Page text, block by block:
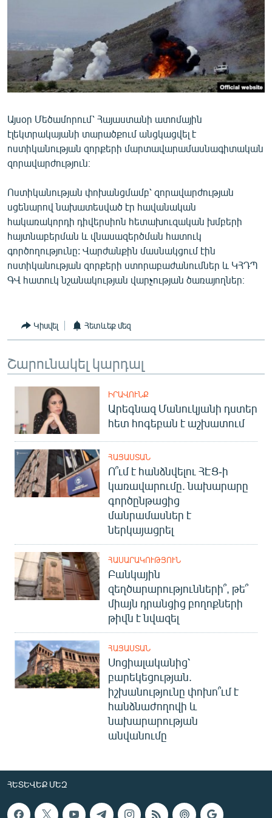
ՍՊՈՐՏ
ՄԵԿՆԱԲԱՆՈՒԹՅՈՒՆ
ԿՈՐՈՆԱՎԻՐՈՒՍ
ԱՐԽԻՎ
ՏԵՍԱՆՅՈՒԹԵՐ
ՁԳՏԵԼՈՎ ԼԱՎԱԳՈՒՅՆԻՆ
ՓՈԴՔԱՍԹ
Հայերեն
English
ՀԵՏԵՎԵՔ ՄԵԶ
«Ազատության» բոլոր կայքերը
Այսօր Մեծամորում՝ Հայաստանի ատոմային
էլեկտրակայանի տարածքում անցկացվել է
ոստիկանության զորքերի մարտավարամասնագիտական
զորավարժություն։
Ոստիկանության փոխանցմամբ՝ զորավարժության
սցենարով նախատեսված էր հավանական
հակառակորդի դիվերսիոն հետախուզական խմբերի
հայտնաբերման և վնասազերծման հատուկ
գործողությունը: Վարժանքին մասնակցում էին
ոստիկանության զորքերի ստորաբաժանումներ և ԿՀԴՊ
ԳՎ հատուկ նշանակության վարչության ծառայողներ։
Կիսվել Հետևեք մեզ
Շարունակել կարդալ
ԻՐԱՎՈՒՆՔ
Արեգնազ Մանուկյանի դստեր
հետ հոգեբան է աշխատում
ՀԱՅԱՍՏԱՆ
Ո՞ւմ է հանձնվելու ՀԷՑ-ի
կառավարումը. նախարարը
գործընթացից
մանրամասներ է
ներկայացրել
ՀԱՍԱՐԱԿՈՒԹՅՈՒՆ
Բանկային
զեղծարարությունների՞, թե՞
միայն դրանցից բողոքների
թիվն է նվազել
ՀԱՅԱՍՏԱՆ
Սոցիալականից՝
բարեկեցության.
իշխանությունը փոխո՞ւմ է
հանձնաժողովի և
նախարարության
անվանումը
ՀԵՏԵՎԵՔ ՄԵԶ